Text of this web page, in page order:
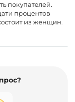
покупателей.
процентов
из женщин.